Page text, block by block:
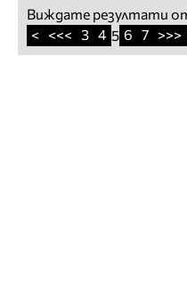
Виждате резултати
< <<< 3 4 5 6 7 >>>